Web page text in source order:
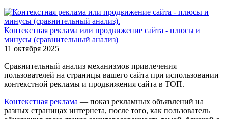
Контекстная реклама или продвижение сайта - плюсы и
минусы (сравнительный анализ)
11 октября 2025
Сравнительный анализ механизмов привлечения
пользователей на страницы вашего сайта при использовании
контекстной рекламы и продвижения сайта в ТОП.
Контекстная реклама — показ рекламных объявлений на
разных страницах интернета, после того, как пользователь